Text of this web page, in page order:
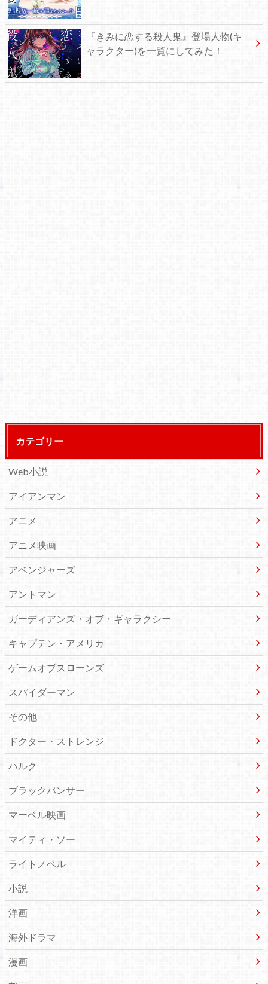
『きみに恋する殺人鬼』登場人物(キ
ャラクター)を一覧にしてみた！
カテゴリー
Web小説
アイアンマン
アニメ
アニメ映画
アベンジャーズ
アントマン
ガーディアンズ・オブ・ギャラクシー
キャプテン・アメリカ
ゲームオブスローンズ
スパイダーマン
その他
ドクター・ストレンジ
ハルク
ブラックパンサー
マーベル映画
マイティ・ソー
ライトノベル
小説
洋画
海外ドラマ
漫画